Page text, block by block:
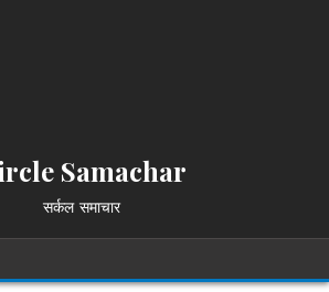
Samachar
सर्कल समाचार